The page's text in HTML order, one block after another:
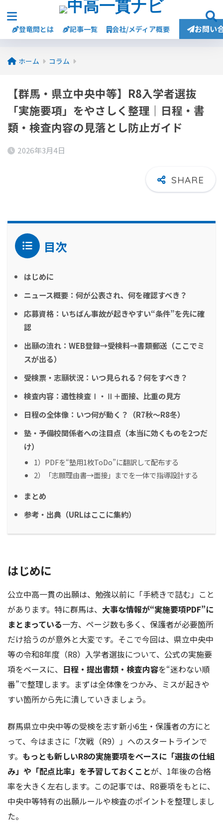
登竜問とは 記事一覧 会社/メディア概要 お問い
ホーム コラム
【群馬・県立中央中等】R8入学者選抜
「実施要項」をやさしく整理｜日程・書
類・検査内容の見落とし防止ガイド
2026年3月4日
目次
はじめに
ニュース概要：何が公表され、何を確認すべき？
応募資格：いちばん事故が起きやすい“条件”を先に確
認
出願の流れ：WEB登録→受検料→書類郵送（ここでミ
スが出る）
受検票・志願状況：いつ見られる？何をすべき？
検査内容：適性検査Ⅰ・Ⅱ＋面接、比重の見方
日程の全体像：いつ何が動く？（R7秋〜R8冬）
塾・予備校関係者への注目点（本当に効くものを2つだ
け）
1）PDFを“塾用1枚ToDo”に翻訳して配布する
2）「志願理由書→面接」までを一体で指導設計する
まとめ
参考・出典（URLはここに集約）
はじめに
公立中高一貫の出願は、勉強以前に「手続きで詰む」こと
があります。特に群馬は、 大事な情報が“実施要項PDF”に
まとまっている一方、ページ数も多く、保護者が必要箇所
だけ拾うのが意外と大変です。そこで今回は、県立中央中
等の令和8年度（R8）入学者選抜について、公式の実施要
項をベースに、 日程・提出書類・検査内容を“迷わない順
番”で整理します。まずは全体像をつかみ、ミスが起きや
すい箇所から先に潰していきましょう。
群馬県立中央中等の受検を志す新小6生・保護者の方にと
って、今はまさに「次戦（R9）」へのスタートラインで
す。 もっとも新しいR8の実施要項をベースに「選抜の仕組
み」や「配点比率」を予習しておくことが、1年後の合格
率を大きく左右します。この記事では、R8要項をもとに、
中央中等特有の出願ルールや検査のポイントを整理しまし
た。